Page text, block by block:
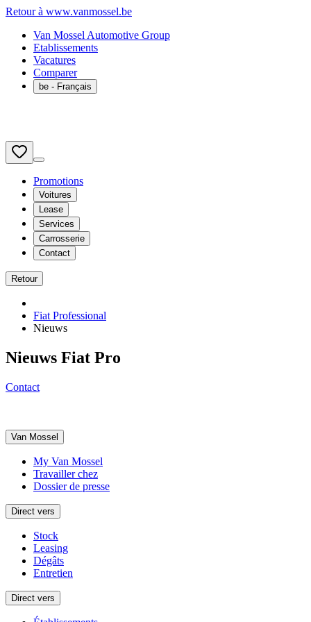
Retour à www.vanmossel.be
Van Mossel Automotive Group
Etablissements
Vacatures
Comparer
be - Français
Promotions
Voitures
Lease
Services
Carrosserie
Contact
Retour
Fiat Professional
Nieuws
Nieuws Fiat Pro
Contact
Van Mossel
My Van Mossel
Travailler chez
Dossier de presse
Direct vers
Stock
Leasing
Dégâts
Entretien
Direct vers